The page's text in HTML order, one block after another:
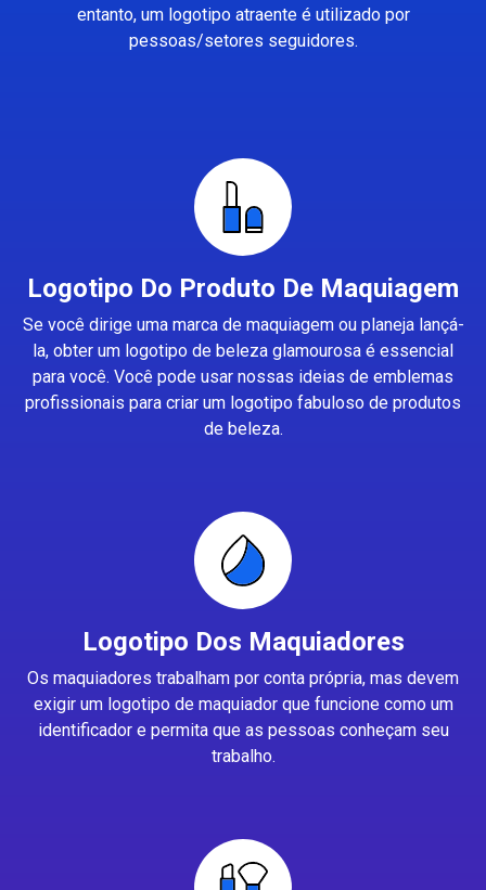
entanto, um logotipo atraente é utilizado por
pessoas/setores seguidores.
Logotipo Do Produto De Maquiagem
Se você dirige uma marca de maquiagem ou planeja lançá-
la, obter um logotipo de beleza glamourosa é essencial
para você. Você pode usar nossas ideias de emblemas
profissionais para criar um logotipo fabuloso de produtos
de beleza.
Logotipo Dos Maquiadores
Os maquiadores trabalham por conta própria, mas devem
exigir um logotipo de maquiador que funcione como um
identificador e permita que as pessoas conheçam seu
trabalho.